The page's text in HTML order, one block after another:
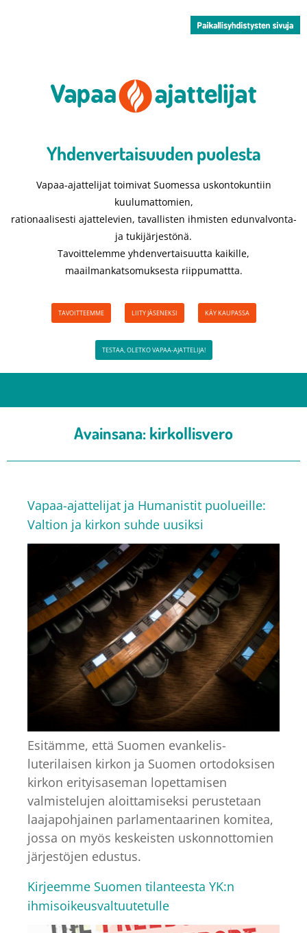
Yhdenvertaisuuden puolesta​
Vapaa-ajattelijat toimivat Suomessa uskontokuntiin
kuulumattomien,
rationaalisesti ajattelevien, tavallisten ihmisten edunvalvonta-
ja tukijärjestönä.
Tavoittelemme yhdenvertaisuutta kaikille,
maailmankatsomuksesta riippumattta.
TAVOITTEEMME LIITY JÄSENEKSI KÄY KAUPASSA
TESTAA, OLETKO VAPAA-AJATTELIJA!
Avainsana:kirkollisvero
Vapaa-ajattelijat ja Humanistit puolueille:
Valtion ja kirkon suhde uusiksi
Esitämme, että Suomen evankelis-
luterilaisen kirkon ja Suomen ortodoksisen
kirkon erityisaseman lopettamisen
valmistelujen aloittamiseksi perustetaan
laajapohjainen parlamentaarinen komitea,
jossa on myös keskeisten uskonnottomien
järjestöjen edustus.
Kirjeemme Suomen tilanteesta YK:n
ihmisoikeusvaltuutetulle